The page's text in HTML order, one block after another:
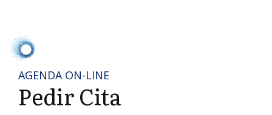
AGENDA ON-LINE
Pedir Cita